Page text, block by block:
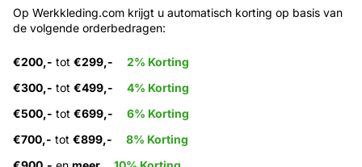
Op Werkkleding.com krijgt u automatisch korting op basis van
de volgende orderbedragen:
€200,- tot €299,-
2% Korting
€300,- tot €499,-
4% Korting
€500,- tot €699,-
6% Korting
€700,- tot €899,-
8% Korting